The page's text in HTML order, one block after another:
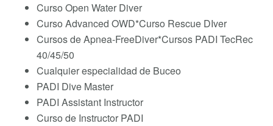
Curso Open Water Diver
Curso Advanced OWD*Curso Rescue DIver
Cursos de Apnea-FreeDiver*Cursos PADI TecRec
40/45/50
Cualquier especialidad de Buceo
PADI Dive Master
PADI Assistant Instructor
Curso de Instructor PADI